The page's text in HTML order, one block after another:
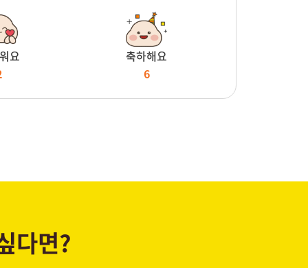
요
축하해요
6
다면?